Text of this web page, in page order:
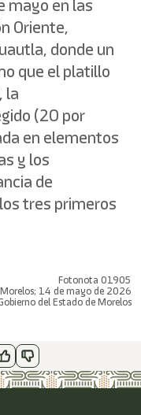
mayo en las
Oriente,
donde un
que el platillo
la
(20 por
en elementos
y los
de
tres primeros
Fotonota 01905
14 de mayo de 2026
del Estado de Morelos